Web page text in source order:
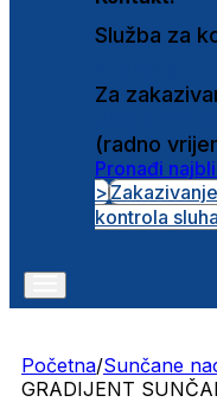
Služba za
Za
(radno
Pronađi
>
kontrola
Početna/Sunčane
GRADIJENT